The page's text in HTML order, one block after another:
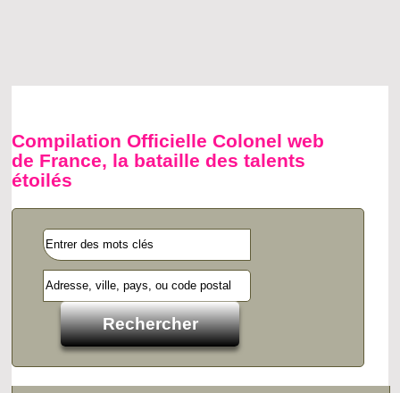
Compilation Officielle Colonel web
de France, la bataille des talents
étoilés